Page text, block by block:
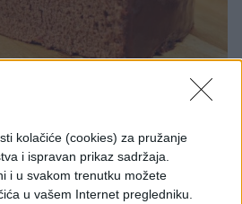
kolačiće (cookies) za pružanje
i ispravan prikaz sadržaja.
i u svakom trenutku možete
u vašem Internet pregledniku.
na veće komade pa skuhajte